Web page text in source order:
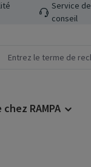
Service de
conseil
RAMPA